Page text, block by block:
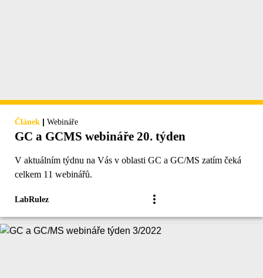
Článek | Webináře
GC a GCMS webináře 20. týden
V aktuálním týdnu na Vás v oblasti GC a GC/MS zatím čeká
celkem 11 webinářů.
LabRulez